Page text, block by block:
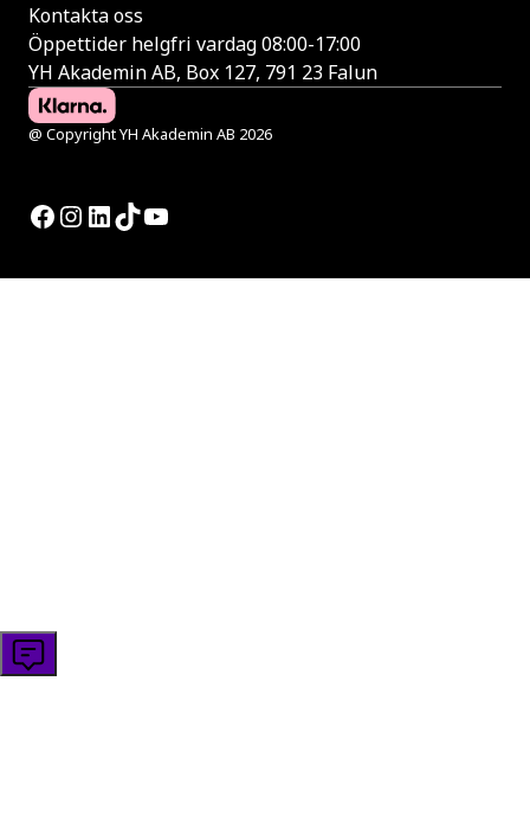
Kontakta oss
Öppettider helgfri vardag 08:00-17:00
YH Akademin AB, Box 127, 791 23 Falun
@ Copyright YH Akademin AB 2026
Facebook
Instagram
LinkedIn
TikTok
YouTube